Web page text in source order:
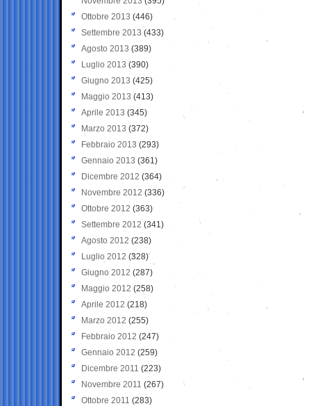
Ottobre 2013 (446)
Settembre 2013 (433)
Agosto 2013 (389)
Luglio 2013 (390)
Giugno 2013 (425)
Maggio 2013 (413)
Aprile 2013 (345)
Marzo 2013 (372)
Febbraio 2013 (293)
Gennaio 2013 (361)
Dicembre 2012 (364)
Novembre 2012 (336)
Ottobre 2012 (363)
Settembre 2012 (341)
Agosto 2012 (238)
Luglio 2012 (328)
Giugno 2012 (287)
Maggio 2012 (258)
Aprile 2012 (218)
Marzo 2012 (255)
Febbraio 2012 (247)
Gennaio 2012 (259)
Dicembre 2011 (223)
Novembre 2011 (267)
Ottobre 2011 (283)